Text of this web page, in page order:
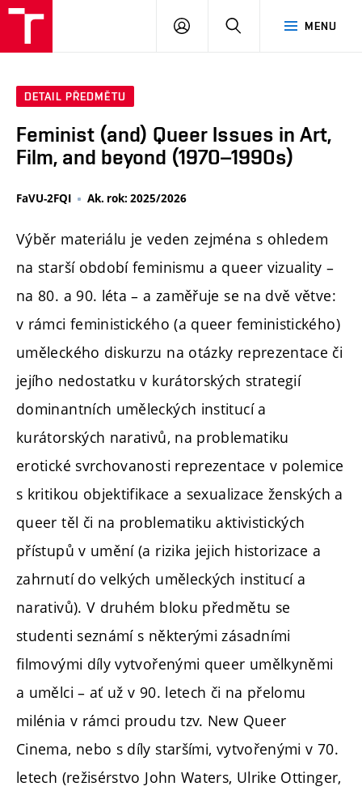
MENU
PŘIHLÁSIT
DETAIL PŘEDMĚTU
Feminist (and) Queer Issues in Art,
Film, and beyond (1970–1990s)
FaVU-2FQI Ak. rok: 2025/2026
Výběr materiálu je veden zejména s ohledem
na starší období feminismu a queer vizuality –
na 80. a 90. léta – a zaměřuje se na dvě větve:
v rámci feministického (a queer feministického)
uměleckého diskurzu na otázky reprezentace či
jejího nedostatku v kurátorských strategií
dominantních uměleckých institucí a
kurátorských narativů, na problematiku
erotické svrchovanosti reprezentace v polemice
s kritikou objektifikace a sexualizace ženských a
queer těl či na problematiku aktivistických
přístupů v umění (a rizika jejich historizace a
zahrnutí do velkých uměleckých institucí a
narativů). V druhém bloku předmětu se
studenti seznámí s některými zásadními
filmovými díly vytvořenými queer umělkyněmi
a umělci – ať už v 90. letech či na přelomu
milénia v rámci proudu tzv. New Queer
Cinema, nebo s díly staršími, vytvořenými v 70.
letech (režisérstvo John Waters, Ulrike Ottinger,